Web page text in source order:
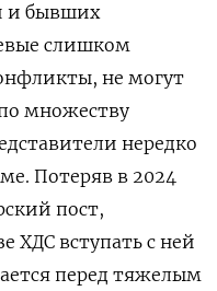
и бывших
слишком
не могут
множеству
нередко
Потеряв в 2024
пост,
ХДС вступать с ней
перед тяжелым